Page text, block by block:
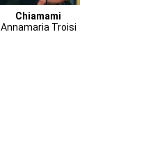
Chiamami
Annamaria Troisi